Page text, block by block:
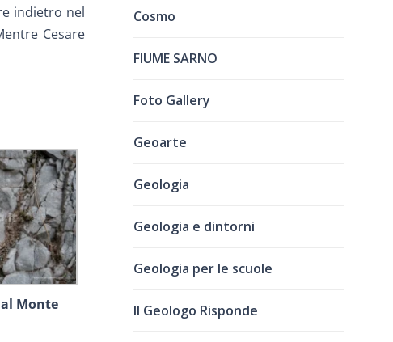
indietro nel
Cesare
Monte
Cosmo
FIUME SARNO
Foto Gallery
Geoarte
Geologia
Geologia e dintorni
Geologia per le scuole
Il Geologo Risponde